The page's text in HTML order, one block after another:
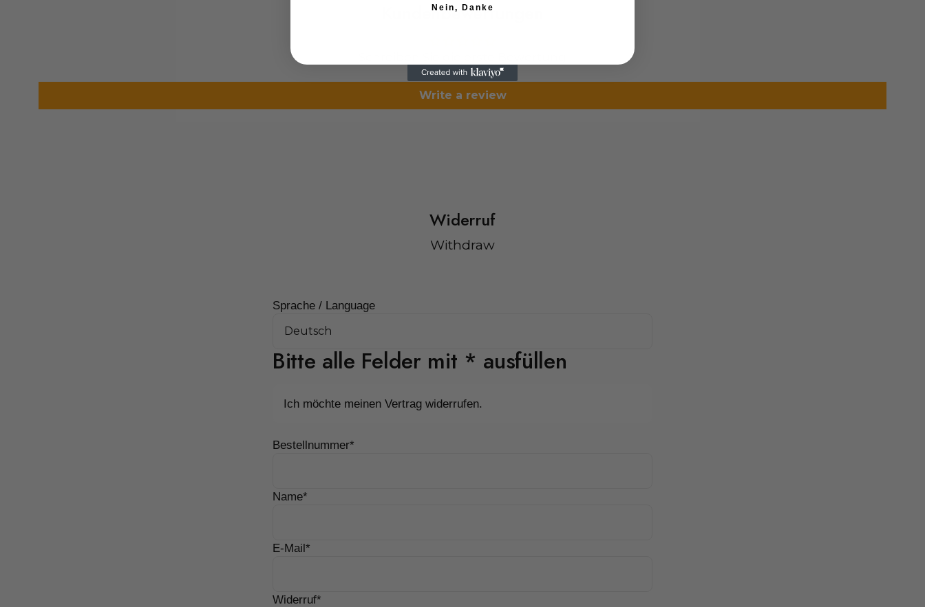
Kundenbewertungen
Write a review
Widerruf
Withdraw
Sprache / Language
Bitte alle Felder mit * ausfüllen
Ich möchte meinen Vertrag widerrufen.
Bestellnummer*
Name*
E-Mail*
Widerruf*
Nein, Danke